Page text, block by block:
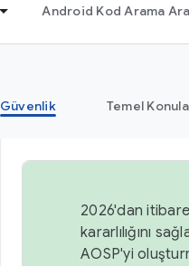
Android Kod Arama
Güvenlik Temel
2026'dan
kararlılığını
AOSP'yi